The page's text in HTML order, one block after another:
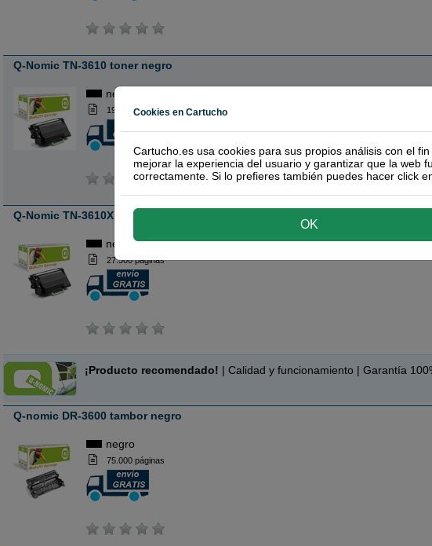
Q-Nomic TN-3610 toner negro
negro
19.500 páginas
Q-Nomic TN-3610XL toner negro XL
negro
27.500 páginas
¡Producto recomendado! | Calidad y funcionamiento | Garantía
Q-nomic DR-3600 tambor negro
negro
75.000 páginas
Cookies en Cartucho
Cartucho.es usa cookies para sus propios análisis con el fin
mejorar la experiencia del usuario y garantizar que la web
correctamente. Si lo prefieres también puedes hacer click
OK